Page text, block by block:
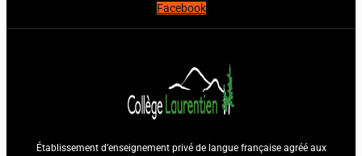
Facebook
Établissement d’enseignement privé de langue française agréé aux